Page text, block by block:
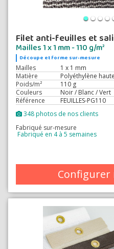
Filet anti-feuilles et
Mailles 1 x 1 mm - 110 g/m²
Découpe et forme sur-mesure
Mailles
1 x 1 mm
Matière
Polyéthylène
Poids/m²
110 g
Couleurs
Noir / Blanc / Vert
Référence
FEUILLES-PG110
348 photos de nos clients
Fabriqué sur-mesure
Fabriqué en 4 à 5 semaines
Configurer